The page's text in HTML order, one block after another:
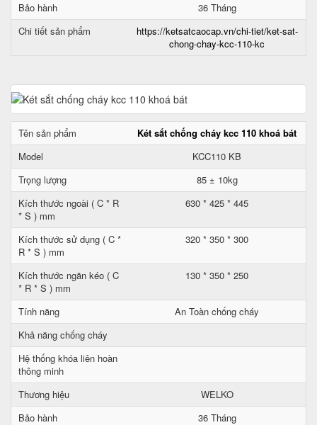
Bảo hành
36 Tháng
Chi tiết sản phẩm
https://ketsatcaocap.vn/chi-tiet/ket-sat-
chong-chay-kcc-110-kc
Tên sản phẩm
Két sắt chống cháy kcc 110 khoá bát
Model
KCC110 KB
Trọng lượng
85 ± 10kg
Kích thước ngoài ( C * R
* S ) mm
630 * 425 * 445
Kích thước sử dụng ( C *
R * S ) mm
320 * 350 * 300
Kích thước ngăn kéo ( C
* R * S ) mm
130 * 350 * 250
Tính năng
An Toàn chống cháy
Khả năng chống cháy
Hệ thống khóa liên hoàn
thông minh
Thương hiệu
WELKO
Bảo hành
36 Tháng